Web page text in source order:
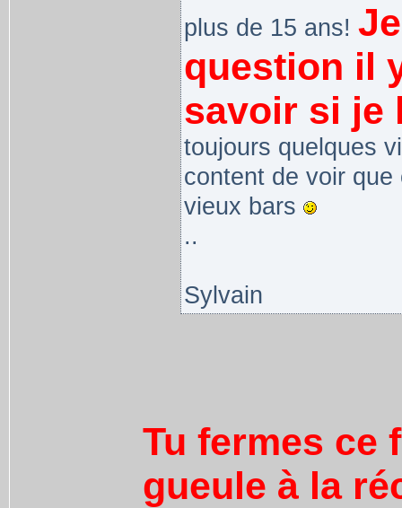
plus de 15 ans!
question il
savoir si je
toujours quelques
content de voir
vieux bars
..
Sylvain
Tu fermes ce
gueule à la